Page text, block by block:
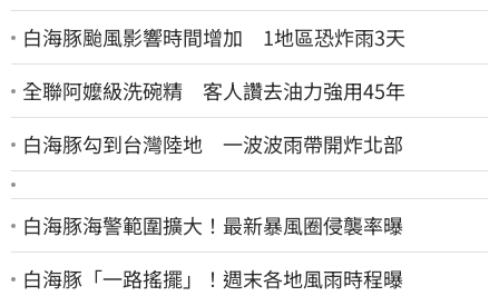
白海豚颱風影響時間增加 1地區恐炸雨3天
全聯阿嬤級洗碗精 客人讚去油力強用45年
白海豚勾到台灣陸地 一波波雨帶開炸北部
白海豚海警範圍擴大！最新暴風圈侵襲率曝
白海豚「一路搖擺」！週末各地風雨時程曝